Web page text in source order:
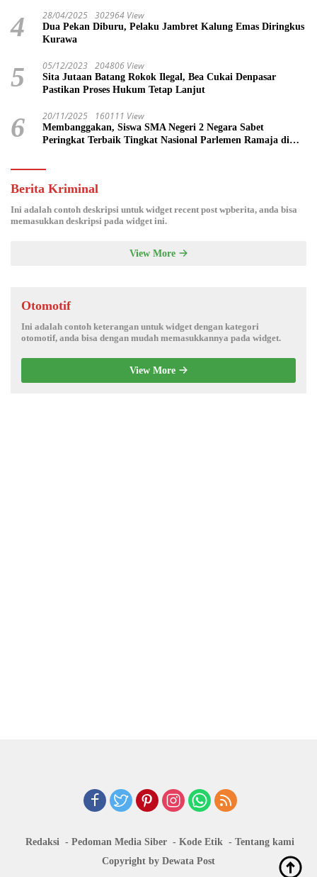
4 28/04/2025 302964 View
Dua Pekan Diburu, Pelaku Jambret Kalung Emas Diringkus
Kurawa
5 05/12/2023 204806 View
Sita Jutaan Batang Rokok Ilegal, Bea Cukai Denpasar
Pastikan Proses Hukum Tetap Lanjut
6 20/11/2025 160111 View
Membanggakan, Siswa SMA Negeri 2 Negara Sabet
Peringkat Terbaik Tingkat Nasional Parlemen Ramaja di
Berita Kriminal
Ini adalah contoh deskripsi untuk widget recent post wpberita, anda bisa
memasukkan deskripsi pada widget ini.
View More
Otomotif
Ini adalah contoh keterangan untuk widget dengan kategori
otomotif, anda bisa dengan mudah memasukkannya pada widget.
View More
Redaksi Pedoman Media Siber Kode Etik
Tentang kami
Copyright by Dewata Post